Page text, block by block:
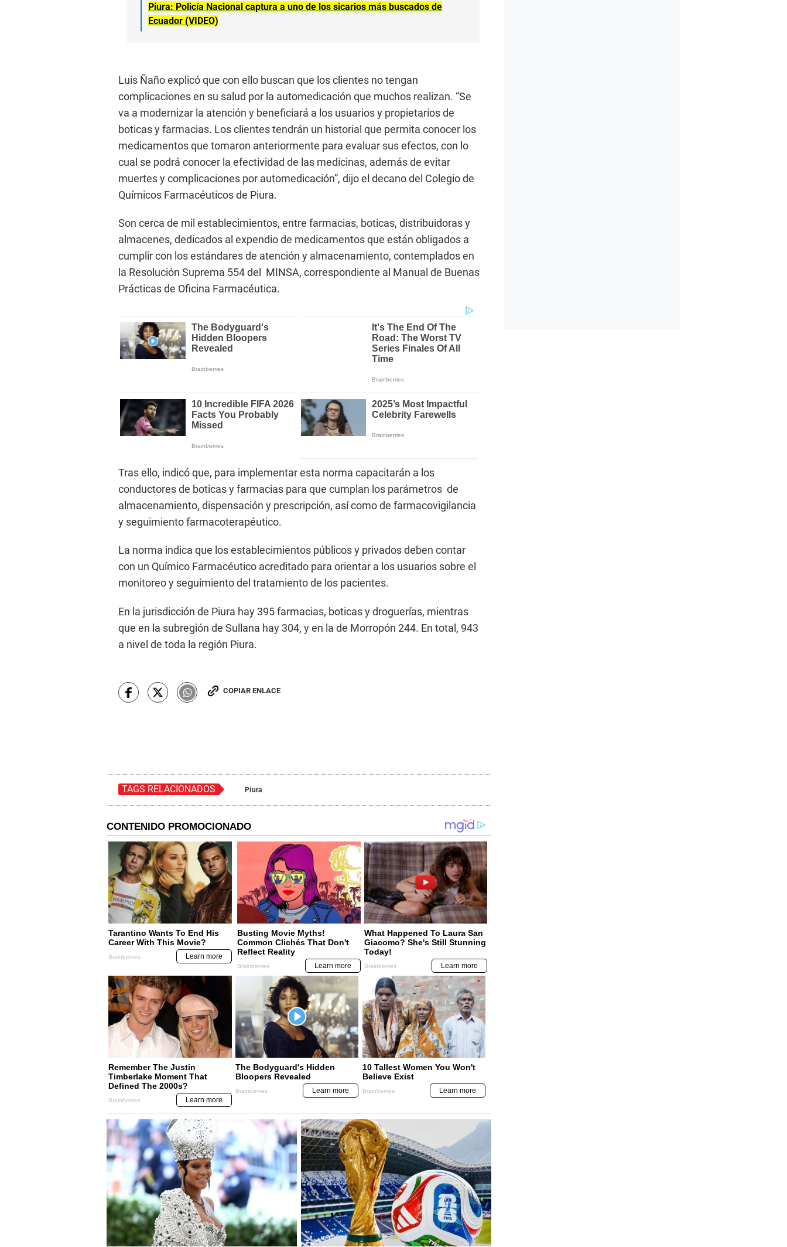
Piura: Policía Nacional captura a uno de los sicarios más buscados de
Ecuador (VIDEO)
Luis Ñaño explicó que con ello buscan que los clientes no tengan
complicaciones en su salud por la automedicación que muchos realizan. “Se
va a modernizar la atención y beneficiará a los usuarios y propietarios de
boticas y farmacias. Los clientes tendrán un historial que permita conocer los
medicamentos que tomaron anteriormente para evaluar sus efectos, con lo
cual se podrá conocer la efectividad de las medicinas, además de evitar
muertes y complicaciones por automedicación”, dijo el decano del Colegio de
Químicos Farmacéuticos de Piura.
Son cerca de mil establecimientos, entre farmacias, boticas, distribuidoras y
almacenes, dedicados al expendio de medicamentos que están obligados a
cumplir con los estándares de atención y almacenamiento, contemplados en
la Resolución Suprema 554 del MINSA, correspondiente al Manual de Buenas
Prácticas de Oficina Farmacéutica.
Tras ello, indicó que, para implementar esta norma capacitarán a los
conductores de boticas y farmacias para que cumplan los parámetros de
almacenamiento, dispensación y prescripción, así como de farmacovigilancia
y seguimiento farmacoterapéutico.
La norma indica que los establecimientos públicos y privados deben contar
con un Químico Farmacéutico acreditado para orientar a los usuarios sobre el
monitoreo y seguimiento del tratamiento de los pacientes.
En la jurisdicción de Piura hay 395 farmacias, boticas y droguerías, mientras
que en la subregión de Sullana hay 304, y en la de Morropón 244. En total, 943
a nivel de toda la región Piura.
COPIAR ENLACE
TAGS RELACIONADOS Piura